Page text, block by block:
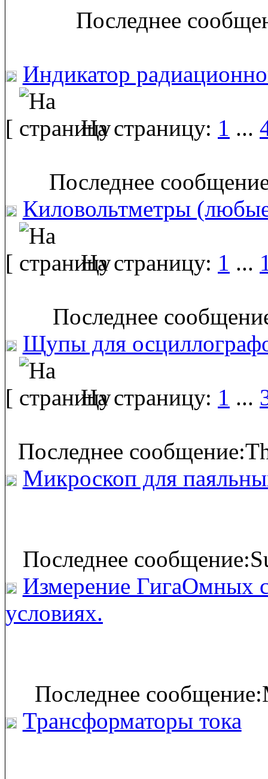
Последнее
Индикатор
[ На страницу: 1 ...
Последнее
Киловольтметры
[ На страницу: 1 ...
Последнее
Щупы для
[ На страницу: 1 ...
Последнее
Микроскоп для
Последнее
Измерение ГигаОмных
условиях.
Последнее
Трансформаторы тока